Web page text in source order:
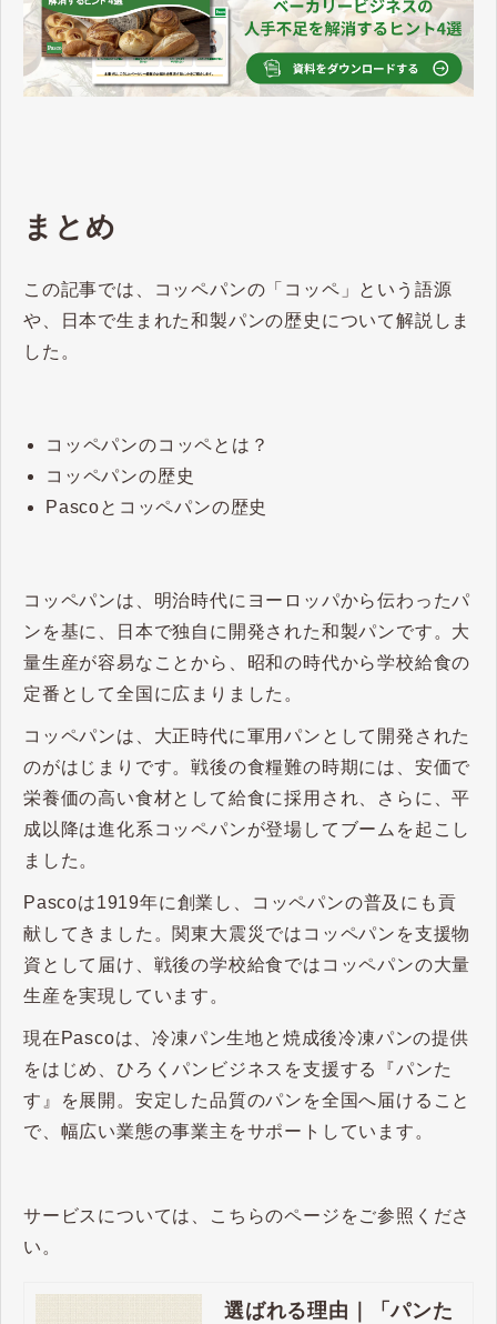
まとめ
この記事では、コッペパンの「コッペ」という語源
や、日本で生まれた和製パンの歴史について解説しま
した。
コッペパンのコッペとは？
コッペパンの歴史
Pascoとコッペパンの歴史
コッペパンは、明治時代にヨーロッパから伝わったパ
ンを基に、日本で独自に開発された和製パンです。大
量生産が容易なことから、昭和の時代から学校給食の
定番として全国に広まりました。
コッペパンは、大正時代に軍用パンとして開発された
のがはじまりです。戦後の食糧難の時期には、安価で
栄養価の高い食材として給食に採用され、さらに、平
成以降は進化系コッペパンが登場してブームを起こし
ました。
Pascoは1919年に創業し、コッペパンの普及にも貢
献してきました。関東大震災ではコッペパンを支援物
資として届け、戦後の学校給食ではコッペパンの大量
生産を実現しています。
現在Pascoは、冷凍パン生地と焼成後冷凍パンの提供
をはじめ、ひろくパンビジネスを支援する『パンた
す』を展開。安定した品質のパンを全国へ届けること
で、幅広い業態の事業主をサポートしています。
サービスについては、こちらのページをご参照くださ
い。
選ばれる理由｜「パンた